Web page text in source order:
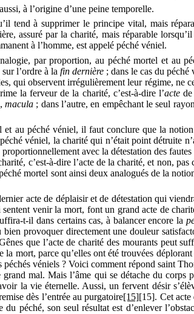
à l’origine d’une peine temporelle.
tend à supprimer le principe vital, mais
assuré par la charité, mais réparable
à l’homme, est appelé péché véniel.
par proportion, au péché mortel et au
l’ordre à la fin dernière ; dans le cas du péché
qui observent irrégulièrement leur régime, ne
la ferveur de la charité, c’est-à-direl’acte
macula; dans l’autre, en empêchant le seul
au péché véniel, il faut conclure que la
véniel, la charité qui n’était point détruite
avec la détestation des
c’est-à-dire l’acte de la charité, et non,
mortel sont ainsi deux analoguésde la
acte de déplaisir et de détestation qui
venir la mort, font un grand acte de
t-il dans certains cas, à balancer encore la
provoquer directement une douleur
que l’acte de charité des mourants peut
mort, parce qu’elles ont été trouvées
véniels ? Voici comment répond saint
mal. Mais l’âme qui se détache du
la vie éternelle. Aussi, un fervent désir
dès l’entrée au purgatoire[15][15]. Cet acte
péché, son seul résultat est d’enlever